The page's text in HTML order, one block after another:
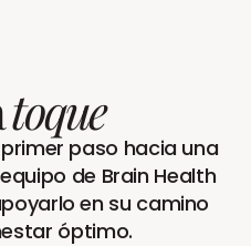
toque
paso hacia una
de Brain Health
en su camino
óptimo.